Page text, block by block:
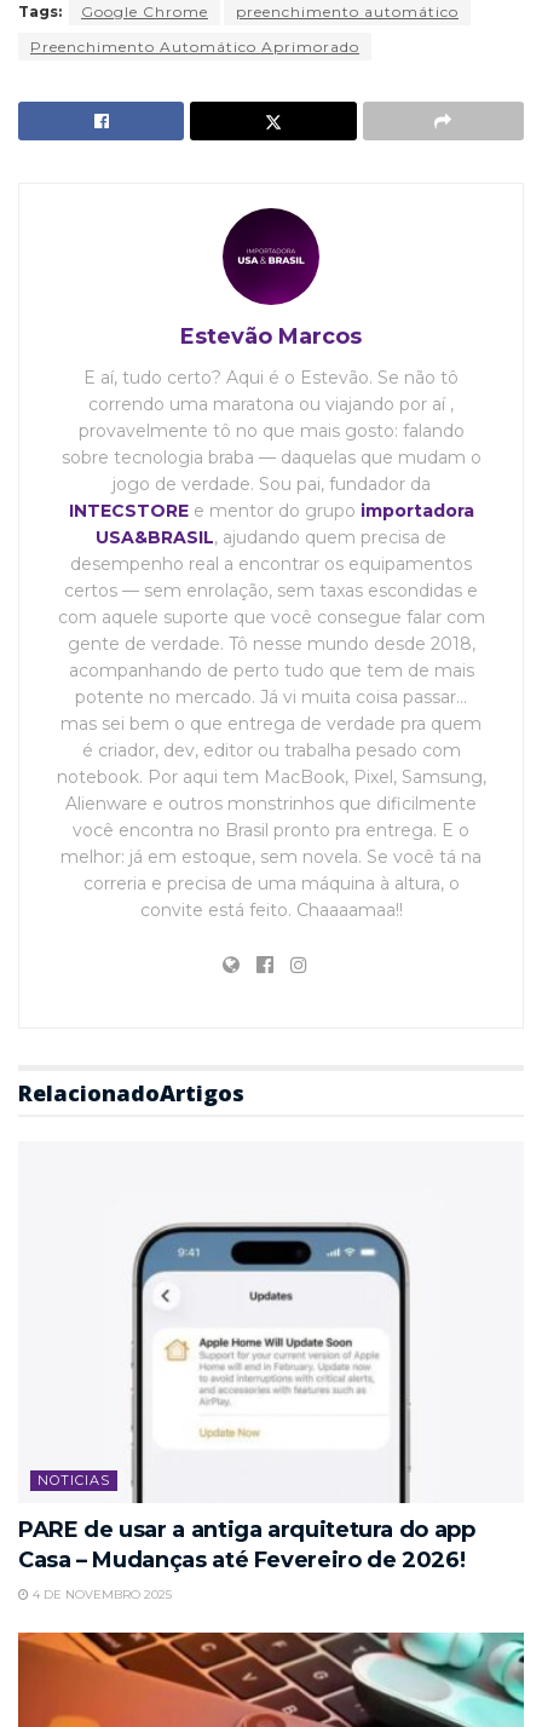
Tags: Google Chrome
preenchimento automático
Preenchimento Automático Aprimorado
Estevão Marcos
E aí, tudo certo? Aqui é o Estevão. Se não tô
correndo uma maratona ou viajando por aí ,
provavelmente tô no que mais gosto: falando
sobre tecnologia braba — daquelas que mudam o
jogo de verdade. Sou pai, fundador da
INTECSTOREe mentor do grupo importadora
USA&BRASIL, ajudando quem precisa de
desempenho real a encontrar os equipamentos
certos — sem enrolação, sem taxas escondidas e
com aquele suporte que você consegue falar com
gente de verdade. Tô nesse mundo desde 2018,
acompanhando de perto tudo que tem de mais
potente no mercado. Já vi muita coisa passar…
mas sei bem o que entrega de verdade pra quem
é criador, dev, editor ou trabalha pesado com
notebook. Por aqui tem MacBook, Pixel, Samsung,
Alienware e outros monstrinhos que dificilmente
você encontra no Brasil pronto pra entrega. E o
melhor: já em estoque, sem novela. Se você tá na
correria e precisa de uma máquina à altura, o
convite está feito. Chaaaamaa!!
RelacionadoArtigos
NOTICIAS
PARE de usar a antiga arquitetura do app
Casa – Mudanças até Fevereiro de 2026!
4 DE NOVEMBRO 2025